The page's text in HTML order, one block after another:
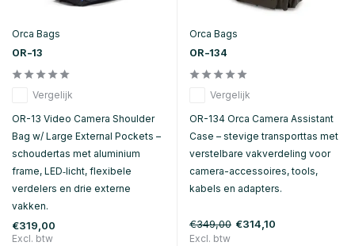
Orca Bags
OR-13
Vergelijk
OR-13 Video Camera Shoulder
Bag w/ Large External Pockets –
schoudertas met aluminium
frame, LED‑licht, flexibele
verdelers en drie externe
vakken.
€319,00
Excl. btw
Orca Bags
OR-134
Vergelijk
OR-134 Orca Camera Assistant
Case – stevige transporttas met
verstelbare vakverdeling voor
camera-accessoires, tools,
kabels en adapters.
€349,00 €314,10
Excl. btw